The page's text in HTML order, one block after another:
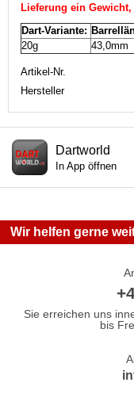
Lieferung ein
Dart-Variante:
20g
43,0mm
Artikel-Nr.
Hersteller
Dartworld
In App öffnen
Wir helfen gerne
Sie erreichen uns
bis